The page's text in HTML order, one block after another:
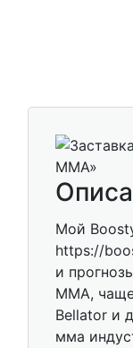
Мой
https://
и
MMA,
Bellator и
мма